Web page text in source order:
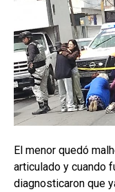
El menor quedó
articulado y cuando
diagnosticaron que